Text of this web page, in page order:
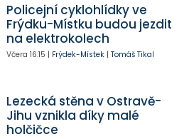
Policejní cyklohlídky ve
Frýdku-Místku budou jezdit
na elektrokolech
Včera 16:15 | Frýdek-Místek| Tomáš Tikal
Lezecká stěna v Ostravě-
Jihu vznikla díky malé
holčičce